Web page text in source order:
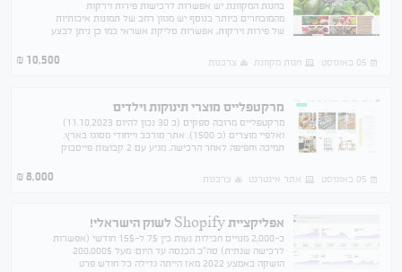
בחנות המקוונת יש אפשרות לרכישות פירות וירקות
מהמובחרים ביותר בנוסף יש מגוון רחב של תמונות איכותיות
של פירות וירקות, אפשרות סליקת אשראי כמו כן ניתן לבצע
05 באוגוסט
חנות מקוונת צרכנות 10,500
₪
מרקטפלייס מוצרי תינוקות וילדים
מרקטפלייס מרובה ספקים (כ 30 נכון להיום 11.10.2023)
ואלפיי מוצרים (כ 1500). אתר מורכב וייחודי מסוגו בארץ.
תמיכה וחפיפה לאחר הרכישה. מגיע עם 2 קבוצות פייסבוק
05 באוגוסט
אתר אינטרנט צרכנות 8,000
₪
אפליקציית Shopify לשוק הישראלי!
כ-2,000 מנויים חבילות נעות בין 7$ ל-15$ חודשי (אפשרות
לרכישה שנתית) סה"כ הכנסה עד היום: מעל 200,000$
הושקה באמצע 2022 מאז הייתה גדילה כל חודש פרט